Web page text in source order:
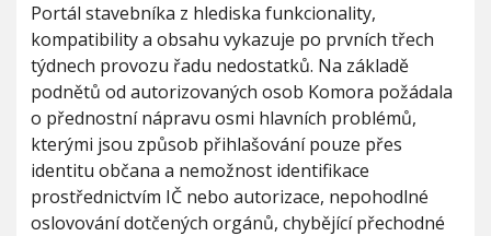
Portál stavebníka z hlediska funkcionality,
kompatibility a obsahu vykazuje po prvních třech
týdnech provozu řadu nedostatků. Na základě
podnětů od autorizovaných osob Komora požádala
o přednostní nápravu osmi hlavních problémů,
kterými jsou způsob přihlašování pouze přes
identitu občana a nemožnost identifikace
prostřednictvím IČ nebo autorizace, nepohodlné
oslovování dotčených orgánů, chybějící přechodné